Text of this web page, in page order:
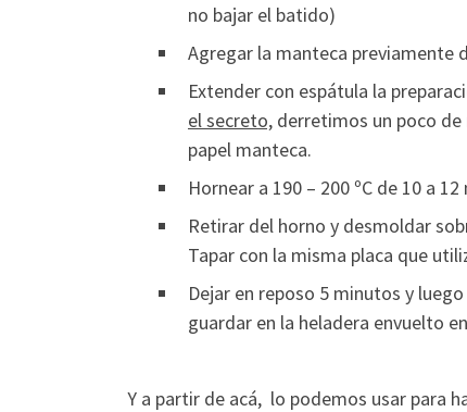
no bajar el batido)
Agregar la manteca previamente
Extender con espátula la
el secreto, derretimos un poco de
papel manteca.
Hornear a 190 – 200 ºC de 10 a
Retirar del horno y desmoldar
Tapar con la misma placa que
Dejar en reposo 5 minutos y
guardar en la heladera envuelto
Y a partir de acá, lo podemos usar para